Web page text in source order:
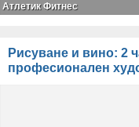
Атлетик Фитнес
Рисуване и вино: 2
професионален